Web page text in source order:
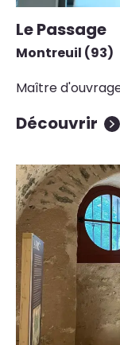
Le Passage
Montreuil (93)
Maître
Découvrir